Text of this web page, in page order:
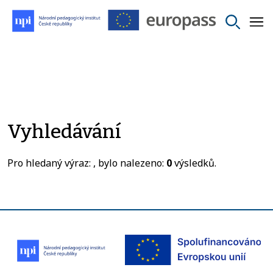
Vyhledávání
Pro hledaný výraz: , bylo nalezeno: 0výsledků.